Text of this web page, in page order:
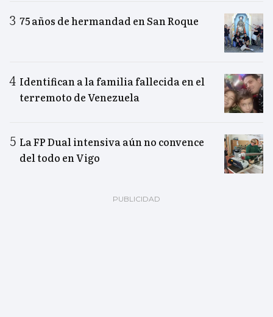
75 años de hermandad en San Roque
Identifican a la familia fallecida en el
terremoto de Venezuela
La FP Dual intensiva aún no convence
del todo en Vigo